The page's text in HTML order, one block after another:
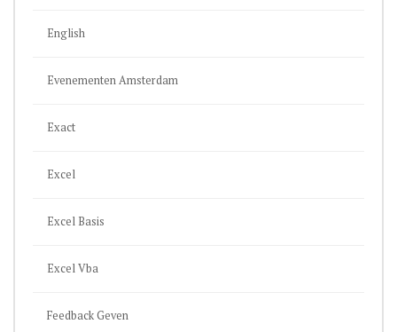
English
Evenementen Amsterdam
Exact
Excel
Excel Basis
Excel Vba
Feedback Geven